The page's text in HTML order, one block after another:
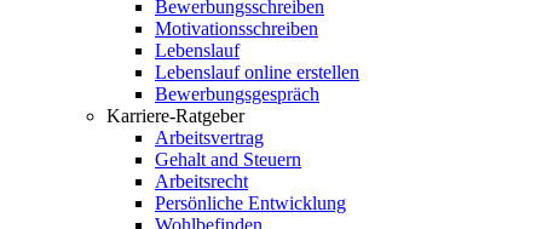
Bewerbungsschreiben
Motivationsschreiben
Lebenslauf
Lebenslauf online erstellen
Bewerbungsgespräch
Karriere-Ratgeber
Arbeitsvertrag
Gehalt and Steuern
Arbeitsrecht
Persönliche Entwicklung
Wohlbefinden